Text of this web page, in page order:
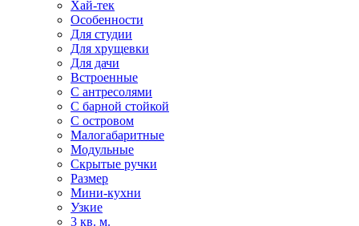
Хай-тек
Особенности
Для студии
Для хрущевки
Для дачи
Встроенные
С антресолями
С барной стойкой
С островом
Малогабаритные
Модульные
Скрытые ручки
Размер
Мини-кухни
Узкие
3 кв. м.